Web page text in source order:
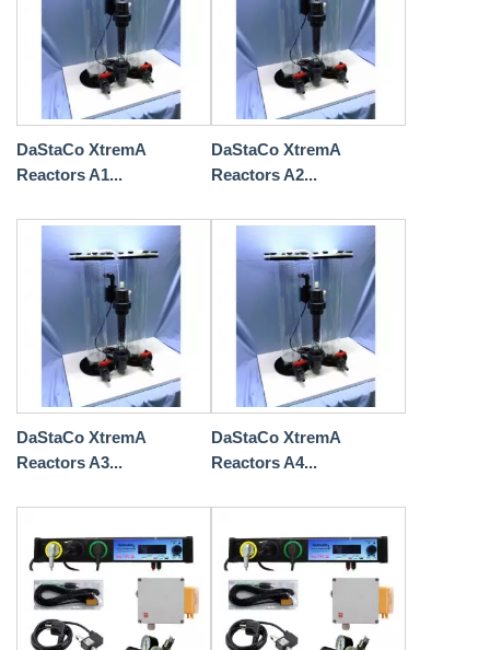
DaStaCo XtremA
Reactors A1...
DaStaCo XtremA
Reactors A2...
DaStaCo XtremA
Reactors A3...
DaStaCo XtremA
Reactors A4...